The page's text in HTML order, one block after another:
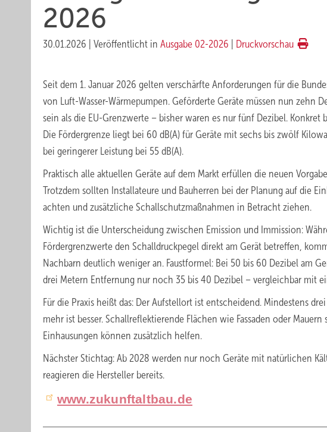
2026
30.01.2026 Veröffentlicht in Ausgabe 02-2026 Druckvorschau
Seit dem 1. Januar 2026 gelten verschärfte Anforderungen für die
von Luft-Wasser-Wärmepumpen. Geförderte Geräte müssen nun zehn
sein als die EU-Grenzwerte – bisher waren es nur fünf Dezibel. Konkret
Die Fördergrenze liegt bei 60 dB(A) für Geräte mit sechs bis zwölf
bei geringerer Leistung bei 55 dB(A).
Praktisch alle aktuellen Geräte auf dem Markt erfüllen die neuen
Trotzdem sollten Installateure und Bauherren bei der Planung auf die
achten und zusätzliche Schallschutzmaßnahmen in Betracht ziehen.
Wichtig ist die Unterscheidung zwischen Emission und Immission:
Fördergrenzwerte den Schalldruckpegel direkt am Gerät betreffen,
Nachbarn deutlich weniger an. Faustformel: Bei 50 bis 60 Dezibel am
drei Metern Entfernung nur noch 35 bis 40 Dezibel – vergleichbar mit
Für die Praxis heißt das: Der Aufstellort ist entscheidend. Mindestens
mehr ist besser. Schallreflektierende Flächen wie Fassaden oder
Einhausungen können zusätzlich helfen.
Nächster Stichtag: Ab 2028 werden nur noch Geräte mit natürlichen
reagieren die Hersteller bereits.
www.zukunftaltbau.de